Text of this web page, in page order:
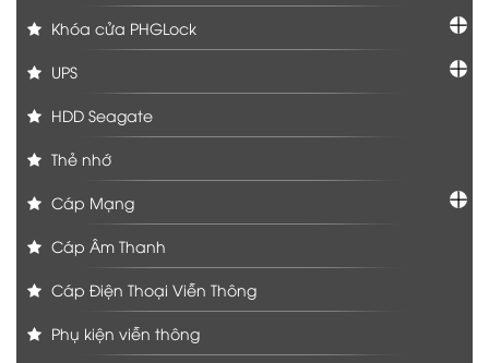
Khóa cửa PHGLock
UPS
HDD Seagate
Thẻ nhớ
Cáp Mạng
Cáp Âm Thanh
Cáp Điện Thoại Viễn Thông
Phụ kiện viễn thông